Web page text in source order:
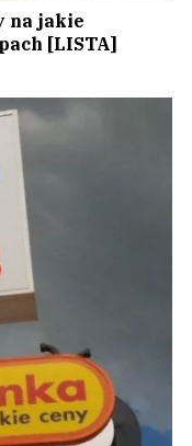
na jakie
[LISTA]